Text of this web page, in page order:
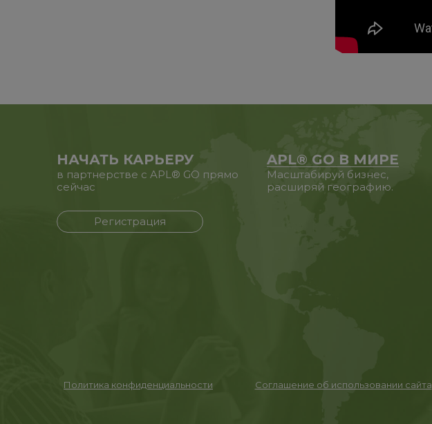
НАЧАТЬ КАРЬЕРУ
в партнерстве с APL® GO прямо
сейчас
Регистрация
APL® GO В МИРЕ
Масштабируй бизнес,
расширяй географию.
Политика конфиденциальности Соглашение об использовании сайта